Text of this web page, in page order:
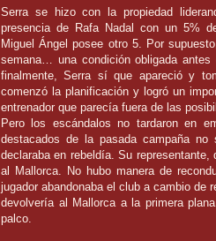
Serra se hizo con la propiedad
presencia de Rafa Nadal con un 5%
Miguel Ángel posee otro 5. Por
semana… una condición obligada
finalmente, Serra sí que apareció y
comenzó la planificación y logró un
entrenador que parecía fuera de las
Pero los escándalos no tardaron en
destacados de la pasada campaña
declaraba en rebeldía. Su
al Mallorca. No hubo manera de
jugador abandonaba el club a cambio de
devolvería al Mallorca a la primera
palco.